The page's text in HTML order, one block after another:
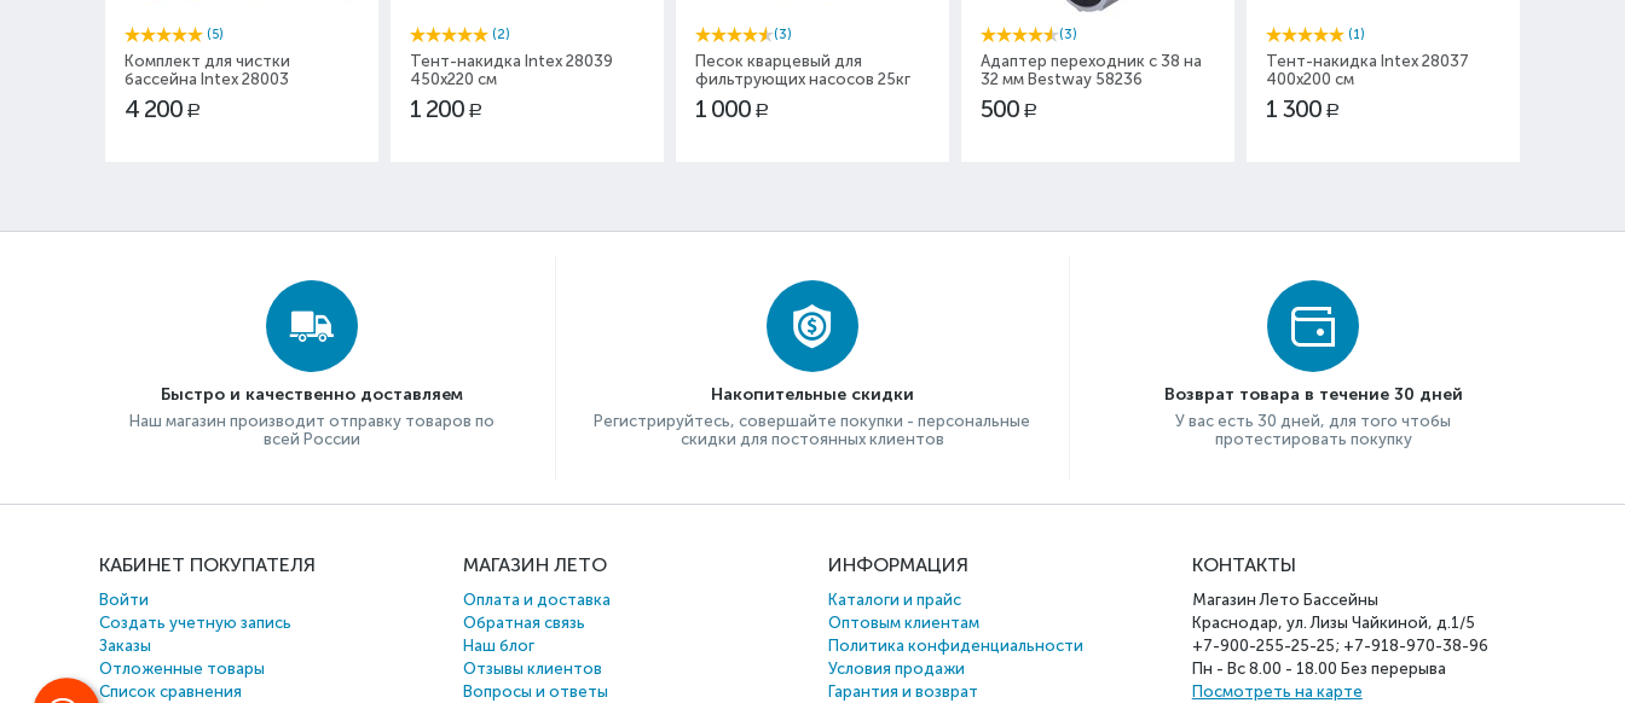
(5)
Комплект для чистки
бассейна Intex 28003
4 200 Р
(2)
Тент-накидка Intex 28039
450x220 см
1 200 Р
(3)
Песок кварцевый для
фильтрующих насосов 25кг
1 000 Р
(3)
Адаптер переходник с 38 на
32 мм Bestway 58236
500 Р
(1)
Тент-накидка Intex 28037
400x200 см
1 300 Р
Быстро и качественно доставляем
Наш магазин производит отправку товаров по
всей России
Накопительные скидки
Регистрируйтесь, совершайте покупки - персональные
скидки для постоянных клиентов
Возврат товара в течение 30 дней
У вас есть 30 дней, для того чтобы
протестировать покупку
КАБИНЕТ ПОКУПАТЕЛЯ
Войти
Создать учетную запись
Заказы
Отложенные товары
Список сравнения
МАГАЗИН ЛЕТО
Оплата и доставка
Обратная связь
Наш блог
Отзывы клиентов
Вопросы и ответы
ИНФОРМАЦИЯ
Каталоги и прайс
Оптовым клиентам
Политика конфиденциальности
Условия продажи
Гарантия и возврат
КОНТАКТЫ
Магазин Лето Бассейны
Краснодар, ул. Лизы Чайкиной, д.1/5
+7-900-255-25-25; +7-918-970-38-96
Пн - Вс 8.00 - 18.00 Без перерыва
Посмотреть на карте